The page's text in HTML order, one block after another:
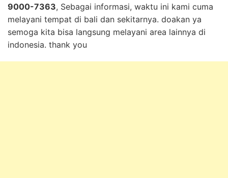
9000-7363, Sebagai informasi, waktu ini kami cuma
melayani tempat di bali dan sekitarnya. doakan ya
semoga kita bisa langsung melayani area lainnya di
indonesia. thank you